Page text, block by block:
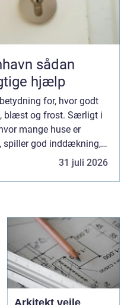
hjælp
for, hvor godt
blæst og frost. Særligt i
mange huse er
spiller god inddækning,
vigtig rolle for både
31 juli 2026
Arkitekt vejle